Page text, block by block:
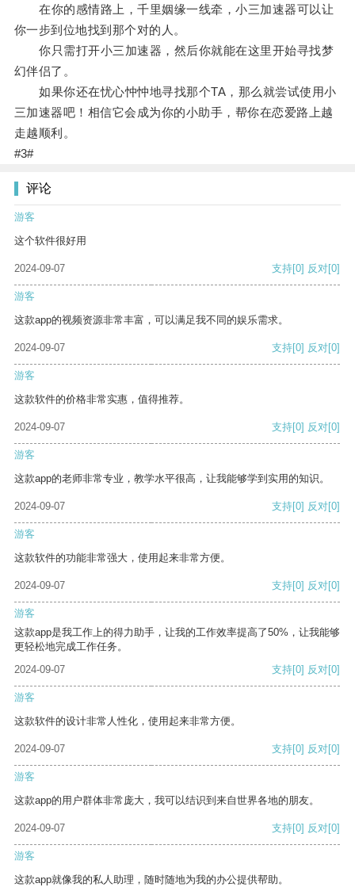
在你的感情路上，千里姻缘一线牵，小三加速器可以让
你一步到位地找到那个对的人。
你只需打开小三加速器，然后你就能在这里开始寻找梦
幻伴侣了。
如果你还在忧心忡忡地寻找那个TA，那么就尝试使用小
三加速器吧！相信它会成为你的小助手，帮你在恋爱路上越
走越顺利。
#3#
评论
游客
这个软件很好用
2024-09-07 支持[0] 反对[0]
游客
这款app的视频资源非常丰富，可以满足我不同的娱乐需求。
2024-09-07 支持[0] 反对[0]
游客
这款软件的价格非常实惠，值得推荐。
2024-09-07 支持[0] 反对[0]
游客
这款app的老师非常专业，教学水平很高，让我能够学到实用的知识。
2024-09-07 支持[0] 反对[0]
游客
这款软件的功能非常强大，使用起来非常方便。
2024-09-07 支持[0] 反对[0]
游客
这款app是我工作上的得力助手，让我的工作效率提高了50%，让我能够
更轻松地完成工作任务。
2024-09-07
支持[0] 反对[0]
游客
这款软件的设计非常人性化，使用起来非常方便。
2024-09-07 支持[0] 反对[0]
游客
这款app的用户群体非常庞大，我可以结识到来自世界各地的朋友。
2024-09-07 支持[0] 反对[0]
游客
这款app就像我的私人助理，随时随地为我的办公提供帮助。